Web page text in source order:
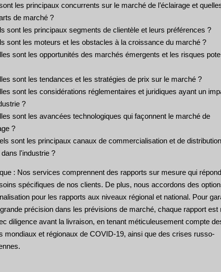
les principaux concurrents sur le marché de l’éclairage et
de marché ?
sont les principaux segments de clientèle et leurs préférences ?
sont les moteurs et les obstacles à la croissance du marché ?
sont les opportunités des marchés émergents et les risques
sont les tendances et les stratégies de prix sur le marché ?
sont les considérations réglementaires et juridiques ayant un
?
sont les avancées technologiques qui façonnent le marché de
?
sont les principaux canaux de commercialisation et de distribution
l'industrie ?
: Nos services comprennent des rapports sur mesure qui
spécifiques de nos clients. De plus, nous accordons des
pour les rapports aux niveaux régional et national. Pour
précision dans les prévisions de marché, chaque rapport est
diligence avant la livraison, en tenant méticuleusement compte
mondiaux et régionaux de COVID-19, ainsi que des crises russo-